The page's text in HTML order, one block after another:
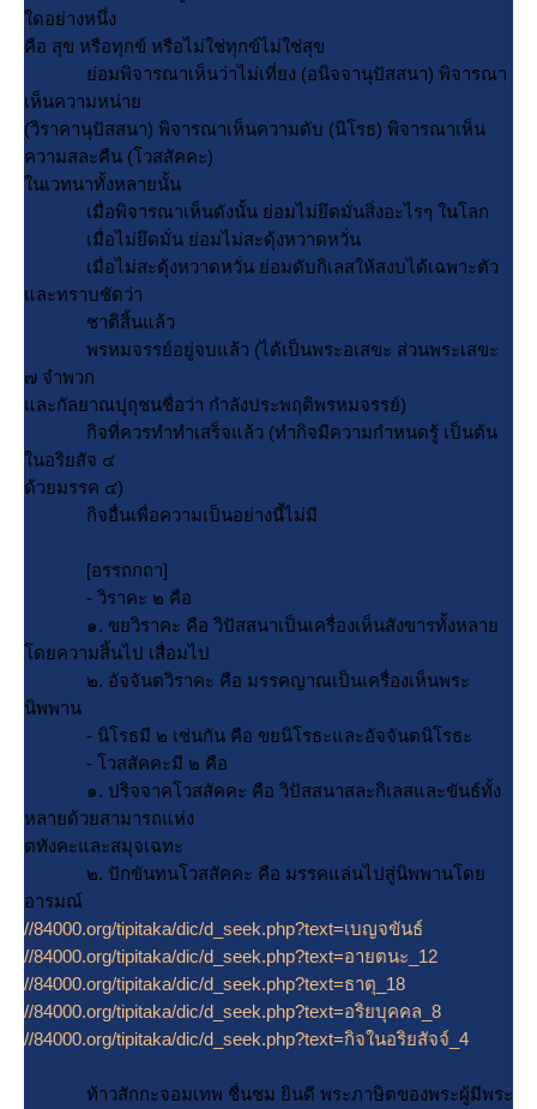
ดอย่างหนึ่ง
คือ สุข หรือทุกข์ หรือไม่ใช่ทุกข์ไม่ใช่สุข
่อมพิจารณาเห็นว่าไม่เที่ยง (อนิจจานุปัสสนา) พิจารณา
เห็นความหน่า
(วิราคานุปัสสนา) พิจารณาเห็นความดับ (นิโรธ) พิจารณาเห็น
ความสละคืน (โวสสัคคะ)
นเวทนาทั้งหลายนั้น
เมื่อพิจารณาเห็นดังนั้น ย่อมไม่ยึดมั่นสิ่งอะไรๆ ในโลก
เมื่อไม่ยึดมั่น ย่อมไม่สะดุ้งหวาดหวั่น
เมื่อไม่สะดุ้งหวาดหวั่น ย่อมดับกิเลสให้สงบได้เฉพาะตัว
ละทราบชัดว่า
ชาติสิ้นแล้ว
พรหมจรรย์อยู่จบแล้ว (ได้เป็นพระอเสขะ ส่วนพระเสขะ
๗ จำพวก
ละกัลยาณปุถุชนชื่อว่า กำลังประพฤติพรหมจรรย์)
กิจที่ควรทำทำเสร็จแล้ว (ทำกิจมีความกำหนดรู้ เป็นต้น
นอริยสัจ ๔
ด้วยมรรค ๔)
กิจอื่นเพื่อความเป็นอย่างนี้ไม่มี
[อรรถกถา]
- วิราคะ ๒ คือ
๑. ขยวิราคะ คือ วิปัสสนาเป็นเครื่องเห็นสังขารทั้งหลา
ดยความสิ้นไป เสื่อมไป
๒. อัจจันตวิราคะ คือ มรรคญาณเป็นเครื่องเห็นพระ
นิพพาน
- นิโรธมี ๒ เช่นกัน คือ ขยนิโรธะและอัจจันตนิโรธะ
- โวสสัคคะมี ๒ คือ
๑. ปริจจาคโวสสัคคะ คือ วิปัสสนาสละกิเลสและขันธ์ทั้ง
หลายด้วยสามารถแห่ง
ตทังคะและสมุจเฉทะ
๒. ปักขันทนโวสสัคคะ คือ มรรคแล่นไปสู่นิพพานโด
อารมณ์
//84000.org/tipitaka/dic/d_seek.php?text=เบญจขันธ์
//84000.org/tipitaka/dic/d_seek.php?text=อายตนะ_12
//84000.org/tipitaka/dic/d_seek.php?text=ธาตุ_18
//84000.org/tipitaka/dic/d_seek.php?text=อริยบุคคล_8
//84000.org/tipitaka/dic/d_seek.php?text=กิจในอริยสัจจ์_4
ท้าวสักกะจอมเทพ ชื่นชม ยินดี พระภาษิตของพระผู้มีพระ